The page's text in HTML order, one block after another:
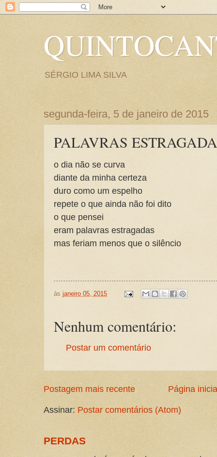
SÉRGIO LIMA SILVA
segunda-feira, 5 de janeiro de 2015
PALAVRAS
o dia não se curva
diante da minha certeza
duro como um espelho
repete o que ainda não foi dito
o que pensei
eram palavras estragadas
mas feriam menos que o silêncio
às janeiro 05, 2015
Nenhum comentário:
Postar um comentário
Postagem mais recente Página
Assinar: Postar comentários (Atom)
PERDAS